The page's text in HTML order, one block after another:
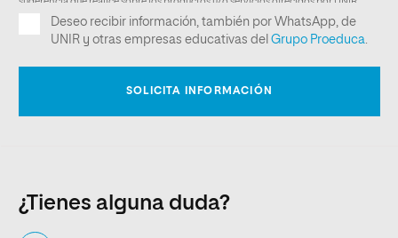
¿Tienes alguna duda?